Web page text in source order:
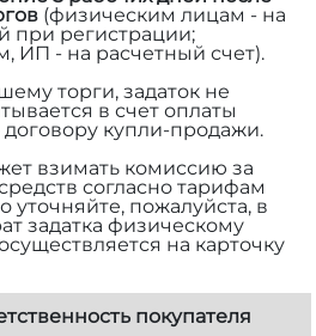
(физическим лицам - на
при регистрации;
ИП - на расчетный счет).
торги, задаток не
в счет оплаты
купли-продажи.
взимать комиссию за
согласно тарифам
уточняйте, пожалуйста, в
задатка физическому
на карточку
покупателя